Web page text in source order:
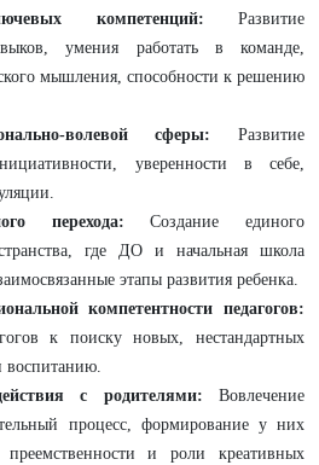
компетенций: Развитие
умения работать в команде,
мышления, способности к решению
волевой сферы: Развитие
уверенности в себе,
перехода: Создание единого
где ДО и начальная школа
этапы развития ребенка.
компетентности педагогов:
к поиску новых, нестандартных
воспитанию.
с родителями: Вовлечение
процесс, формирование у них
и роли креативных